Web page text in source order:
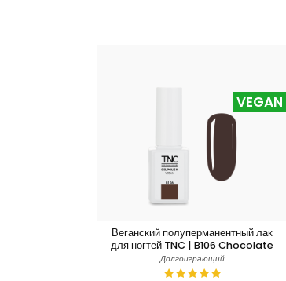
Веганский полуперманентный лак
для ногтей TNC | B106 Chocolate
Долгоиграющий
VEGAN